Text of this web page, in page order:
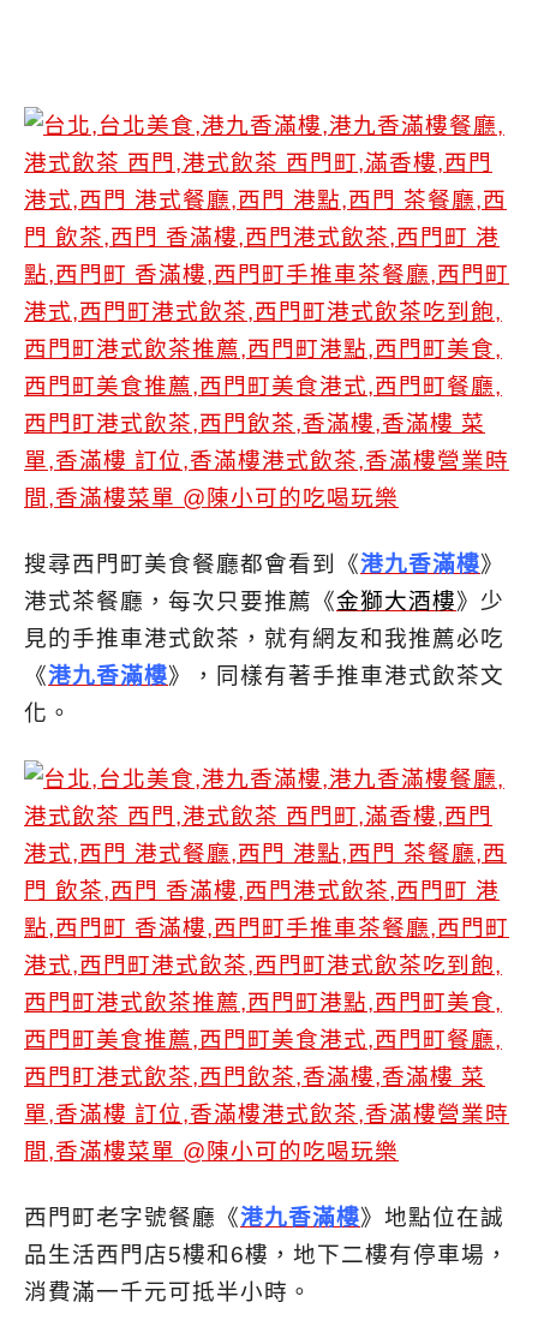
搜尋西門町美食餐廳都會看到《港九香滿樓》
港式茶餐廳，每次只要推薦《金獅大酒樓》少
見的手推車港式飲茶，就有網友和我推薦必吃
《港九香滿樓》，同樣有著手推車港式飲茶文
化。
西門町老字號餐廳《港九香滿樓》地點位在誠
品生活西門店5樓和6樓，地下二樓有停車場，
消費滿一千元可抵半小時。